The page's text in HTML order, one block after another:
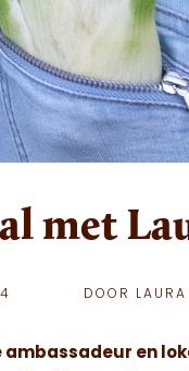
met
DOOR
ambassadeur en